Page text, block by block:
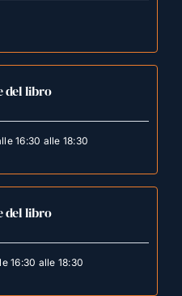
del libro
16:30 alle 18:30
del libro
16:30 alle 18:30